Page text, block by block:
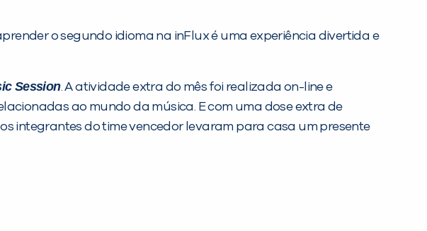
o segundo idioma na inFlux é uma experiência divertida e
Session. A atividade extra do mês foi realizada on-line e
ao mundo da música. E com uma dose extra de
integrantes do time vencedor levaram para casa um presente